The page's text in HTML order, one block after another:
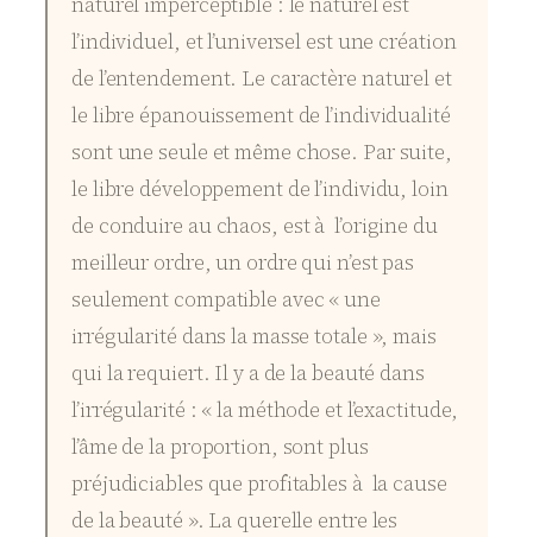
l’individuel, et l’universel est une création
de l’entendement. Le caractère naturel et
le libre épanouissement de l’individualité
sont une seule et même chose. Par suite,
le libre développement de l’individu, loin
de conduire au chaos, est à l’origine du
meilleur ordre, un ordre qui n’est pas
seulement compatible avec « une
irrégularité dans la masse totale », mais
qui la requiert. Il y a de la beauté dans
l’irrégularité : « la méthode et l’exactitude,
l’âme de la proportion, sont plus
préjudiciables que profitables à la cause
de la beauté ». La querelle entre les